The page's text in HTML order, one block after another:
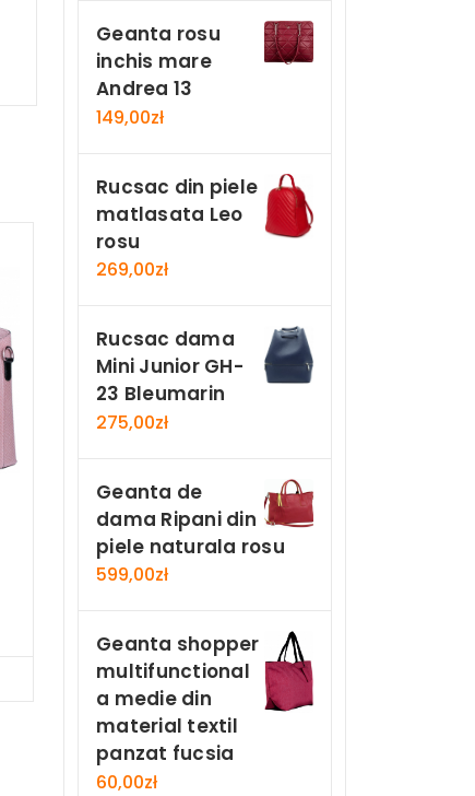
Geanta rosu
inchis mare
Andrea 13
149,00zł
Rucsac din piele
matlasata Leo
rosu
269,00zł
Rucsac dama
Mini Junior GH-
23 Bleumarin
275,00zł
Geanta de
dama Ripani din
piele naturala rosu
599,00zł
Geanta shopper
multifunctional
a medie din
material textil
panzat fucsia
60,00zł